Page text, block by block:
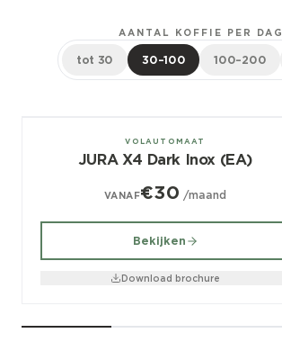
AANTAL KOFFIE PER DAG
tot 30 30–100 100–200
VOLAUTOMAAT
JURA X4 Dark Inox (EA)
VANAF€30 /maand
Bekijken
Download brochure